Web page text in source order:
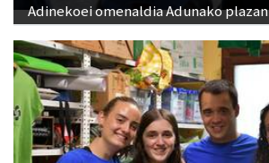
Adinekoei omenaldia Adunako plazan